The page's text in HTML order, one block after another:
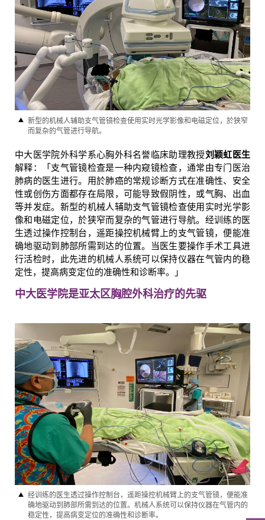
新型的机械人辅助支气管镜检查使用实时光学影像和电磁定位，於狭窄
而复杂的气管进行导航。
中大医学院外科学系心胸外科名誉临床助理教授刘颖虹医生
解释：「支气管镜检查是一种内窥镜检查，通常由专门医治
肺病的医生进行。用於肺癌的常规诊断方式在准确性、安全
性或创伤方面都存在局限，可能导致假阴性，或气胸、出血
等并发症。新型的机械人辅助支气管镜检查使用实时光学影
像和电磁定位，於狭窄而复杂的气管进行导航。经训练的医
生透过操作控制台，遥距操控机械臂上的支气管镜，便能准
确地驱动到肺部所需到达的位置。当医生要操作手术工具进
行活检时，此先进的机械人系统可以保持仪器在气管内的稳
定性，提高病变定位的准确性和诊断率。」
中大医学院是亚太区胸腔外科治疗的先驱
经训练的医生透过操作控制台，遥距操控机械臂上的支气管镜，便能准
确地驱动到肺部所需到达的位置。机械人系统可以保持仪器在气管内的
稳定性，提高病变定位的准确性和诊断率。